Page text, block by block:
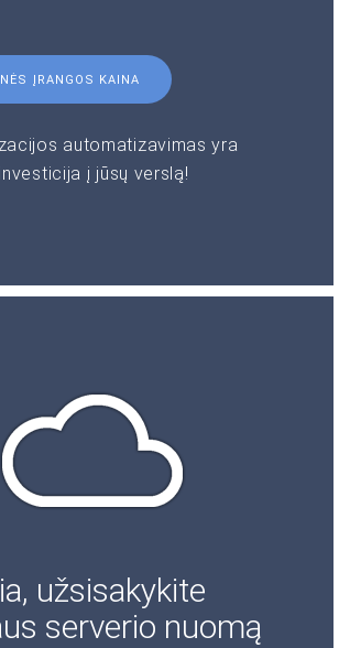
ĮRANGOS KAINA
automatizavimas yra
į jūsų verslą!
užsisakykite
serverio nuomą